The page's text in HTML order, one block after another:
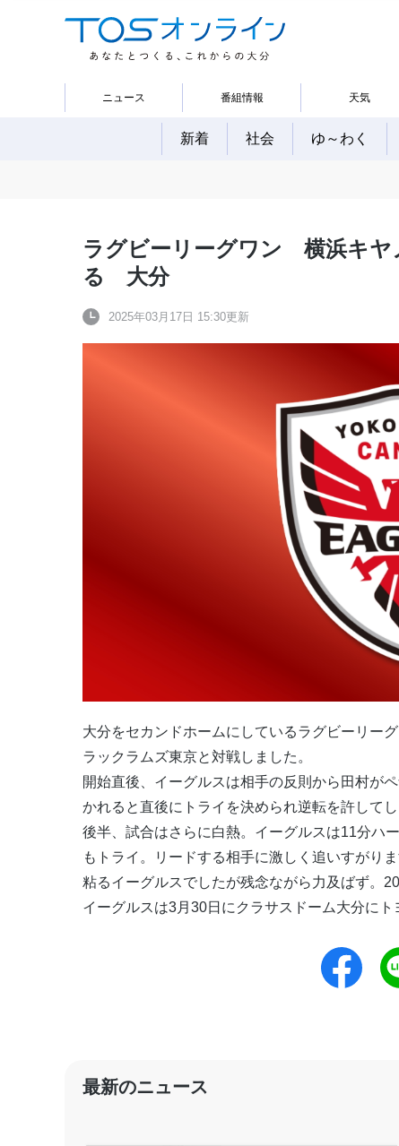
ニュース 番組情報 天気
新着 社会 ゆ～わく
ラグビーリーグワン 横浜キ
る 大分
2025年03月17日 15:30更新
大分をセカンドホームにしているラグビーリー
ラックラムズ東京と対戦しました。
開始直後、イーグルスは相手の反則から田村が
かれると直後にトライを決められ逆転を許してし
後半、試合はさらに白熱。イーグルスは11分ハ
もトライ。リードする相手に激しく追いすがりま
粘るイーグルスでしたが残念ながら力及ばず。
イーグルスは3月30日にクラサスドーム大分にト
最新のニュース